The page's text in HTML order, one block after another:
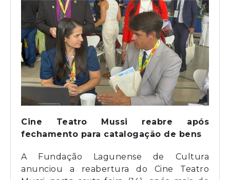
Cine Teatro Mussi reabre após
fechamento para catalogação de bens
A Fundação Lagunense de Cultura
anunciou a reabertura do Cine Teatro